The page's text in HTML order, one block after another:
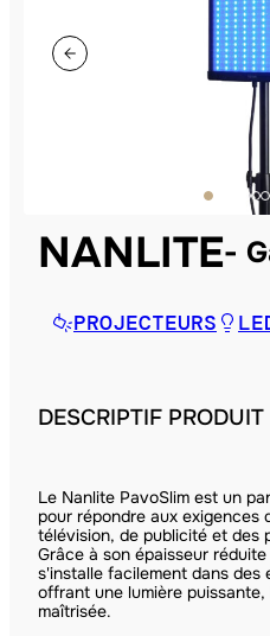
NANLITE
PROJECTEURS
DESCRIPTIF PRODUIT
Le Nanlite PavoSlim est un
pour répondre aux exigences
télévision, de publicité et des
Grâce à son épaisseur
s'installe facilement dans
offrant une lumière
maîtrisée.